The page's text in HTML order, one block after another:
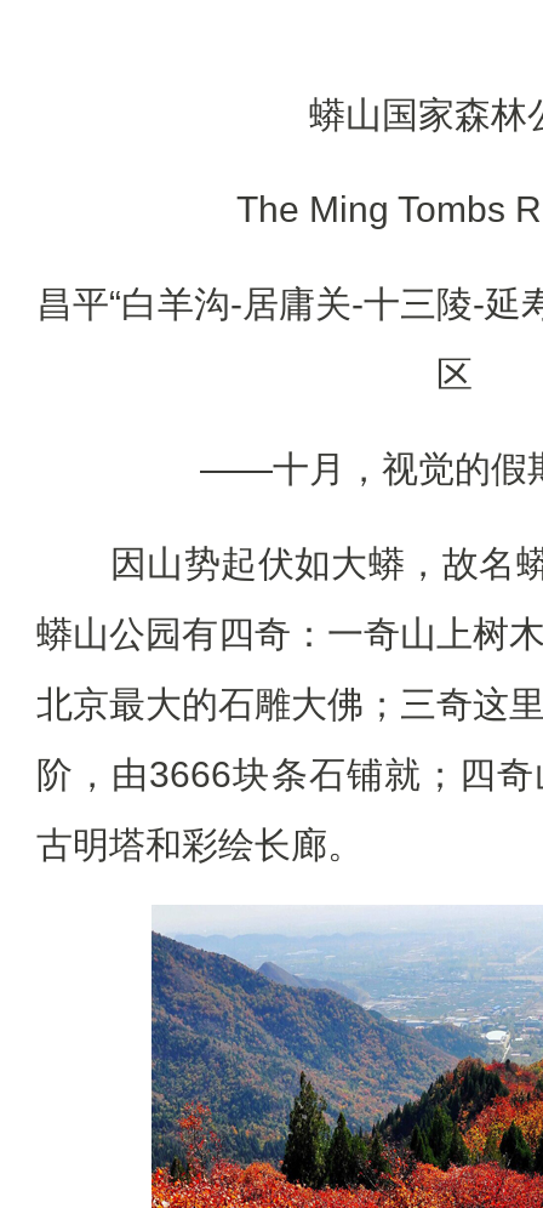
蟒山国家森林
The Ming Tombs
昌平“白羊沟-居庸关-十三陵-延
区
——十月，视觉的假
因山势起伏如大蟒，故名
蟒山公园有四奇：一奇山上树
北京最大的石雕大佛；三奇这
阶，由3666块条石铺就；四
古明塔和彩绘长廊。